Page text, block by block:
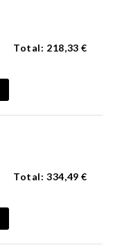
Total: 218,33 €
Total:334,49 €